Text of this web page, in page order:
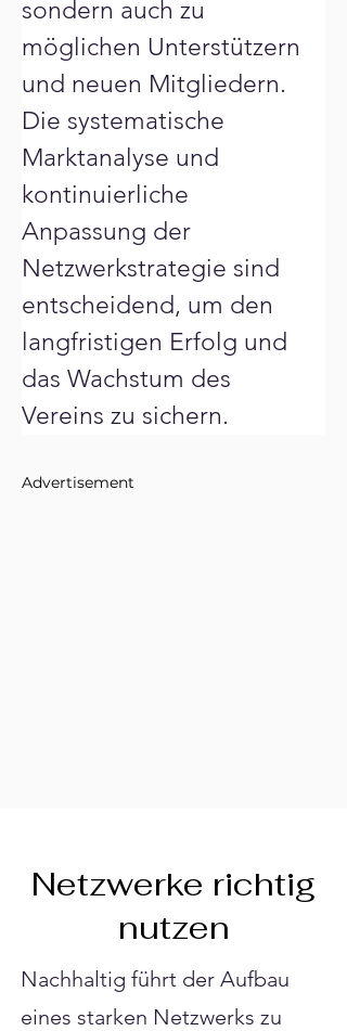
sondern auch zu
möglichen Unterstützern
und neuen Mitgliedern.
Die systematische
Marktanalyse und
kontinuierliche
Anpassung der
Netzwerkstrategie sind
entscheidend, um den
langfristigen Erfolg und
das Wachstum des
Vereins zu sichern.
Advertisement
Netzwerke richtig
nutzen
Nachhaltig führt der Aufbau
eines starken Netzwerks zu